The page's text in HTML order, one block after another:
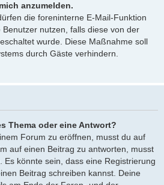
anzumelden.
die foreninterne E-Mail-Funktion
nutzen, falls diese von der
wurde. Diese Maßnahme soll
durch Gäste verhindern.
Thema oder eine Antwort?
Forum zu eröffnen, musst du auf
auf einen Beitrag zu antworten, musst
Es könnte sein, dass eine Registrierung
Beitrag schreiben kannst. Deine